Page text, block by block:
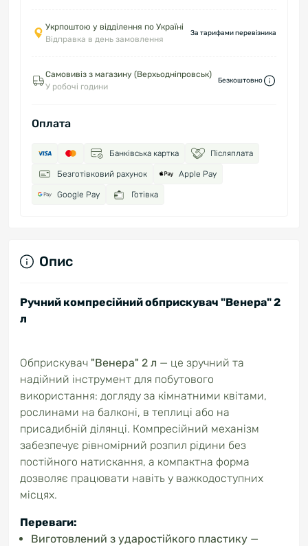
Укрпоштою у відділення по Україні
Відправка в день замовлення
За тарифами перевізника
Самовивіз з магазину (Верхьодніпровськ)
У робочі години
Безкоштовно
Оплата
Банківська картка Післяплата
Безготівковий рахунок Apple Pay
Google Pay Готівка
Опис
Ручний компресійний обприскувач "Венера" 2
л
Обприскувач "Венера" 2 л — це зручний та
надійний інструмент для побутового
використання: догляду за кімнатними квітами,
рослинами на балконі, в теплиці або на
присадибній ділянці. Компресійний механізм
забезпечує рівномірний розпил рідини без
постійного натискання, а компактна форма
дозволяє працювати навіть у важкодоступних
місцях.
Переваги:
Виготовлений з ударостійкого пластику —